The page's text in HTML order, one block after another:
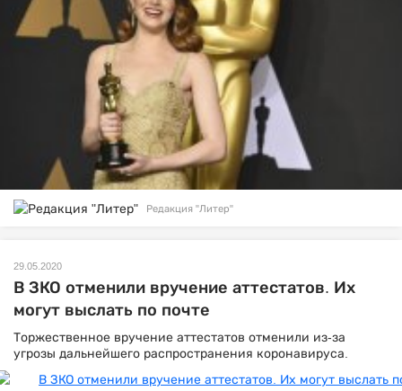
Редакция "Литер"
29.05.2020
В ЗКО отменили вручение аттестатов. Их
могут выслать по почте
Торжественное вручение аттестатов отменили из-за
угрозы дальнейшего распространения коронавируса.